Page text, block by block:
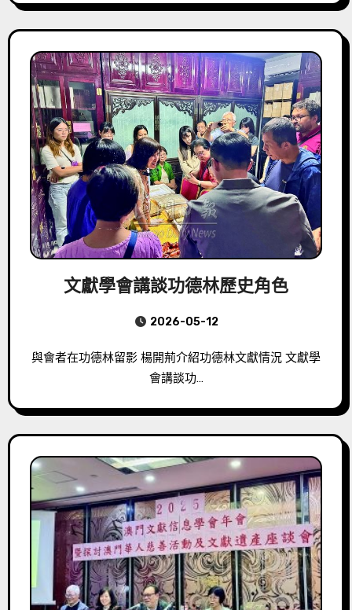
文獻學會講談功德林歷史角色
2026-05-12
與會者在功德林留影 楊開荊介紹功德林文獻情況 文獻學
會講談功…